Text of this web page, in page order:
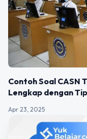
Contoh Soal CASN
Lengkap dengan
Apr 23, 2025